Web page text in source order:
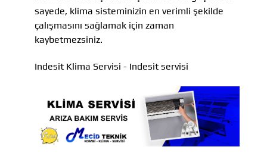
sayede, klima sisteminizin en verimli şekilde
çalışmasını sağlamak için zaman
kaybetmezsiniz.
Indesit Klima Servisi - Indesit servisi